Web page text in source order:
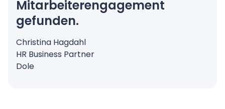
Mitarbeiterengagement
gefunden.
Christina Hagdahl
HR Business Partner
Dole